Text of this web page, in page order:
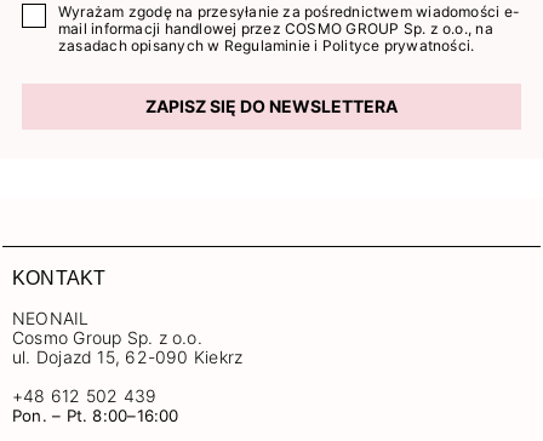
Wyrażam zgodę na przesyłanie za pośrednictwem wiadomości e-
mail informacji handlowej przez COSMO GROUP Sp. z o.o., na
zasadach opisanych w Regulaminie i Polityce prywatności.
ZAPISZ SIĘ DO NEWSLETTERA
KONTAKT
NEONAIL
Cosmo Group Sp. z o.o.
ul. Dojazd 15, 62-090 Kiekrz
+48 612 502 439
Pon. – Pt. 8:00–16:00